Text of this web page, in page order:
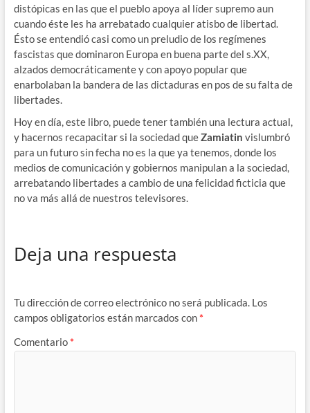
distópicas en las que el pueblo apoya al líder supremo aun
cuando éste les ha arrebatado cualquier atisbo de libertad.
Ésto se entendió casi como un preludio de los regímenes
fascistas que dominaron Europa en buena parte del s.XX,
alzados democráticamente y con apoyo popular que
enarbolaban la bandera de las dictaduras en pos de su falta de
libertades.
Hoy en día, este libro, puede tener también una lectura actual,
y hacernos recapacitar si la sociedad queZamiatin vislumbró
para un futuro sin fecha no es la que ya tenemos, donde los
medios de comunicación y gobiernos manipulan a la sociedad,
arrebatando libertades a cambio de una felicidad ficticia que
no va más allá de nuestros televisores.
Deja una respuesta
Tu dirección de correo electrónico no será publicada. Los
campos obligatorios están marcados con *
Comentario *